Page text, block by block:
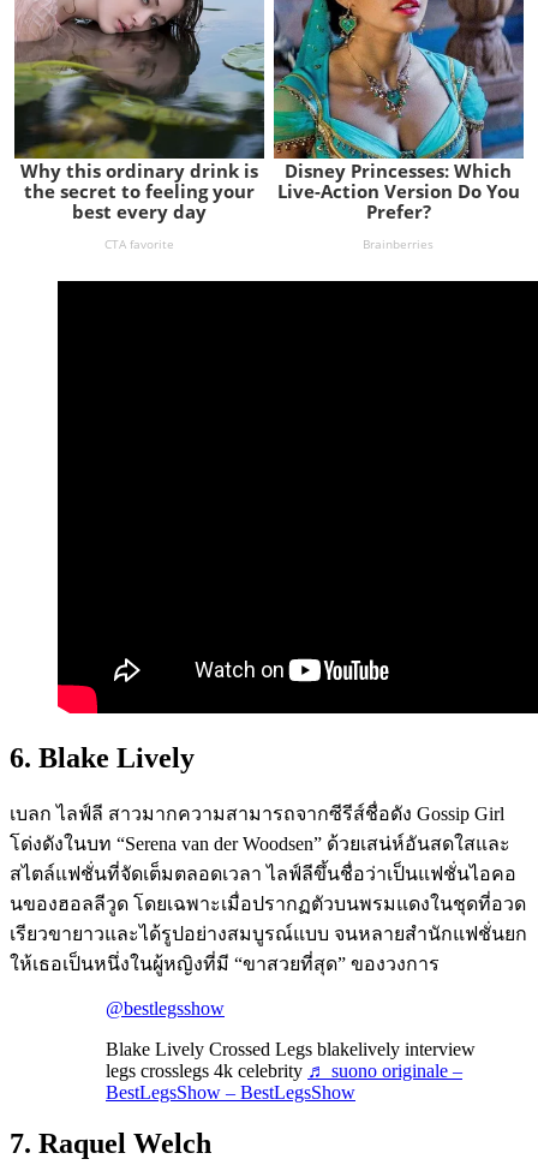
6. Blake Lively
เบลก ไลฟ์ลี สาวมากความสามารถจากซีรีส์ชื่อดัง Gossip Girl
โด่งดังในบท “Serena van der Woodsen” ด้วยเสน่ห์อันสดใสและ
สไตล์แฟชั่นที่จัดเต็มตลอดเวลา ไลฟ์ลีขึ้นชื่อว่าเป็นแฟชั่นไอคอ
นของฮอลลีวูด โดยเฉพาะเมื่อปรากฏตัวบนพรมแดงในชุดที่อวด
เรียวขายาวและได้รูปอย่างสมบูรณ์แบบ จนหลายสำนักแฟชั่นยก
ให้เธอเป็นหนึ่งในผู้หญิงที่มี “ขาสวยที่สุด” ของวงการ
@bestlegsshow
Blake Lively Crossed Legs blakelively interview
legs crosslegs 4k celebrity ♬ suono originale –
BestLegsShow – BestLegsShow
7. Raquel Welch